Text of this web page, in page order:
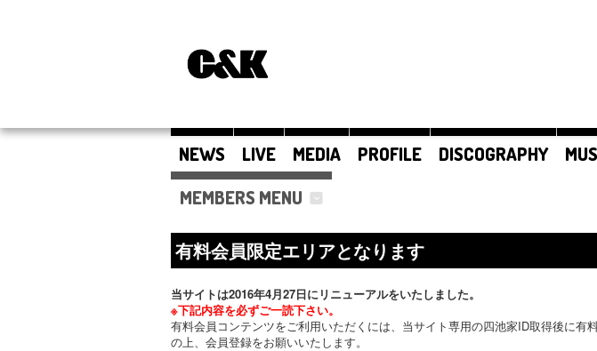
NEWS LIVE MEDIA PROFILE DISCOGRAPHY
MEMBERS MENU
有料会員限定エリアとなります
当サイトは2016年4月27日にリニューアルをいたしました。
※下記内容を必ずご一読下さい。
有料会員コンテンツをご利用いただくには、当サイト専用の四池家ID取得後に
の上、会員登録をお願いいたします。